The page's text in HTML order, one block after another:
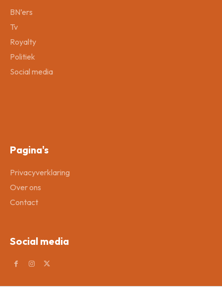
BN’ers
Tv
Royalty
Politiek
Social media
Pagina's
Privacyverklaring
Over ons
Contact
Social media